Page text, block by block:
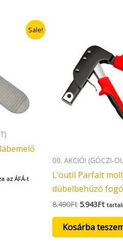
Sale!
az ÁFÁ-t
00. AKCIÓ! (GÓCZI-
L’outil Parfait
dübelbehúzó fogó
8.490Ft
was:
8.490Ft.
5.943Ft
Kosárba